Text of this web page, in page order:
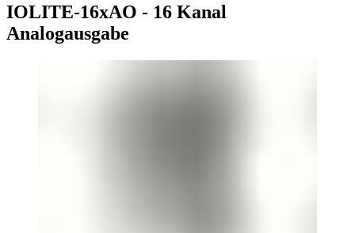
IOLITE-16xAO - 16 Kanal
Analogausgabe